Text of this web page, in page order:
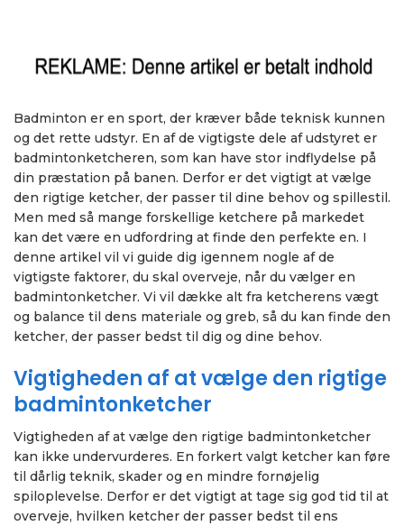
Badminton er en sport, der kræver både teknisk kunnen
og det rette udstyr. En af de vigtigste dele af udstyret er
badmintonketcheren, som kan have stor indflydelse på
din præstation på banen. Derfor er det vigtigt at vælge
den rigtige ketcher, der passer til dine behov og spillestil.
Men med så mange forskellige ketchere på markedet
kan det være en udfordring at finde den perfekte en. I
denne artikel vil vi guide dig igennem nogle af de
vigtigste faktorer, du skal overveje, når du vælger en
badmintonketcher. Vi vil dække alt fra ketcherens vægt
og balance til dens materiale og greb, så du kan finde den
ketcher, der passer bedst til dig og dine behov.
Vigtigheden af at vælge den rigtige
badmintonketcher
Vigtigheden af at vælge den rigtige badmintonketcher
kan ikke undervurderes. En forkert valgt ketcher kan føre
til dårlig teknik, skader og en mindre fornøjelig
spiloplevelse. Derfor er det vigtigt at tage sig god tid til at
overveje, hvilken ketcher der passer bedst til ens